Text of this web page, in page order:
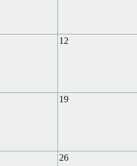
12
19
26